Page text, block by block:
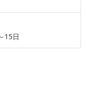
15日